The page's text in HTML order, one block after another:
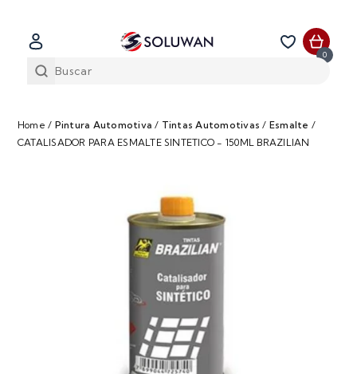
0
Home / Pintura Automotiva / Tintas Automotivas / Esmalte /
CATALISADOR PARA ESMALTE SINTETICO - 150ML BRAZILIAN